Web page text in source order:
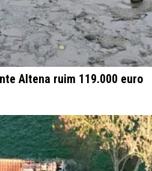
Altena ruim 119.000 euro